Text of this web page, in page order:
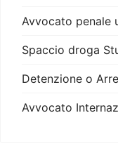
Avvocato penale
Spaccio droga
Detenzione o
Avvocato